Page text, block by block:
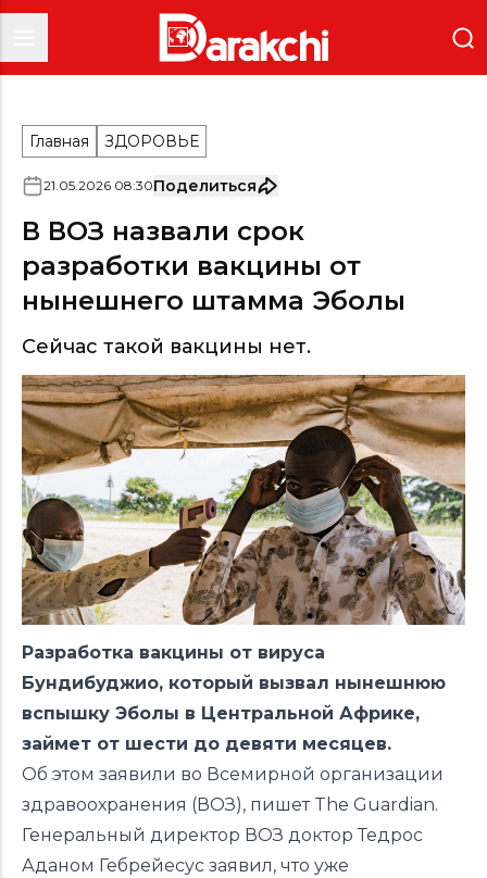
Главная ЗДОРОВЬЕ
21.05.2026 08:30Поделиться
В ВОЗ назвали срок
разработки вакцины от
нынешнего штамма Эболы
Сейчас такой вакцины нет.
Разработка вакцины от вируса
Бундибуджио, который вызвал нынешнюю
вспышку Эболы в Центральной Африке,
займет от шести до девяти месяцев.
Об этом заявили во Всемирной организации
здравоохранения (ВОЗ), пишет The Guardian.
Генеральный директор ВОЗ доктор Тедрос
Аданом Гебрейесус заявил, что уже